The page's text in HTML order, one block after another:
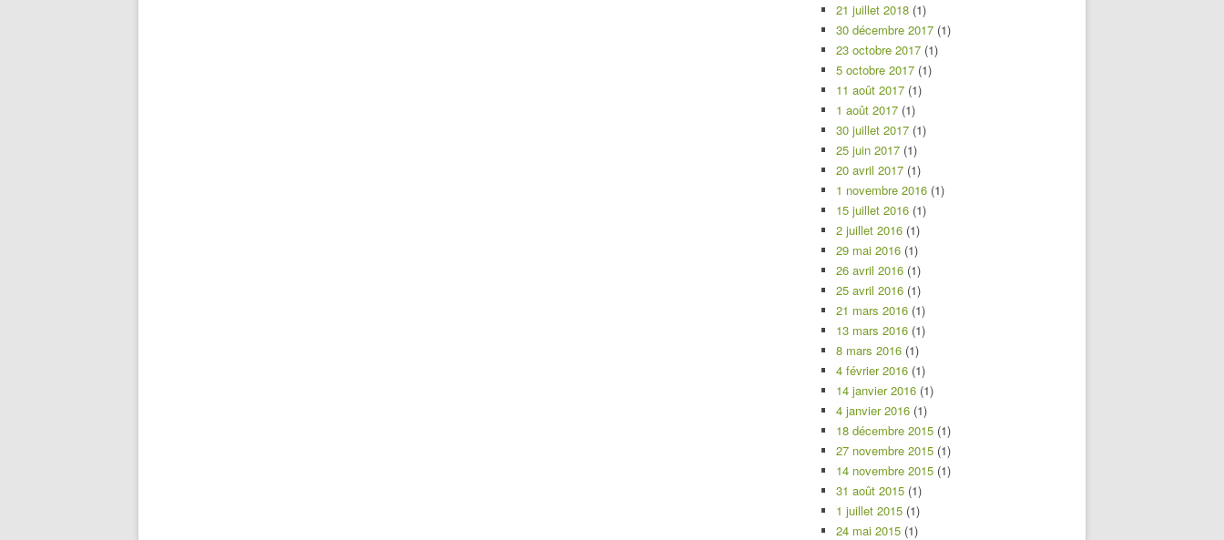
21 juillet 2018 (1)
30 décembre 2017 (1)
23 octobre 2017 (1)
5 octobre 2017 (1)
11 août 2017 (1)
1 août 2017 (1)
30 juillet 2017 (1)
25 juin 2017 (1)
20 avril 2017 (1)
1 novembre 2016 (1)
15 juillet 2016 (1)
2 juillet 2016 (1)
29 mai 2016 (1)
26 avril 2016 (1)
25 avril 2016 (1)
21 mars 2016 (1)
13 mars 2016 (1)
8 mars 2016 (1)
4 février 2016 (1)
14 janvier 2016 (1)
4 janvier 2016 (1)
18 décembre 2015 (1)
27 novembre 2015 (1)
14 novembre 2015 (1)
31 août 2015 (1)
1 juillet 2015 (1)
24 mai 2015 (1)